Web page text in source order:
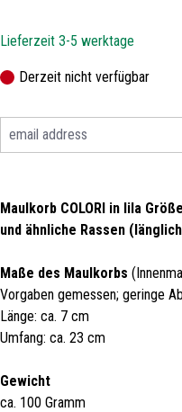
Lieferzeit 3-5 werktage
Derzeit nicht verfügbar
Maulkorb COLORI in lila
und ähnliche Rassen
Maße des Maulkorbs
Vorgaben gemessen; geringe
Länge: ca. 7 cm
Umfang: ca. 23 cm
Gewicht
ca. 100 Gramm